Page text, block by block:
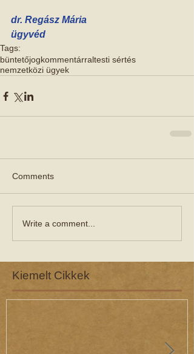
dr. Regász Mária
ügyvéd
Tags:
büntetőjogkommentárraltesti sértés
nemzetközi ügyek
Comments
Write a comment...
Kiemelt Cikkek